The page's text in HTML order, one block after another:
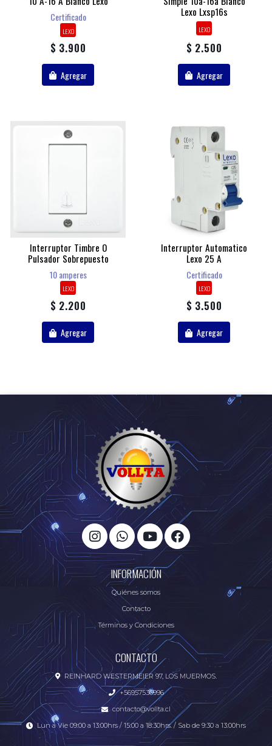
Certificado
LEXO
$ 3.900
Agregar
Lexo Lxsp16s
LEXO
$ 2.500
Agregar
Interruptor Timbre O
Pulsador Sobrepuesto
10 amperes
LEXO
$ 2.200
Agregar
Interruptor Automatico
Lexo 25 A
Certificado
LEXO
$ 3.500
Agregar
INFORMACIÓN
Quiénes somos
Contacto
Términos y Condiciones
CONTACTO
REINHARD WESTERMEIER 97, LOS MUERMOS.
+56957536996
contacto@vollta.cl
Lun a Vie 09:00 a 13:00hrs / 15:00 a 18:30hrs. / Sab de 9:30 a 13:00hrs